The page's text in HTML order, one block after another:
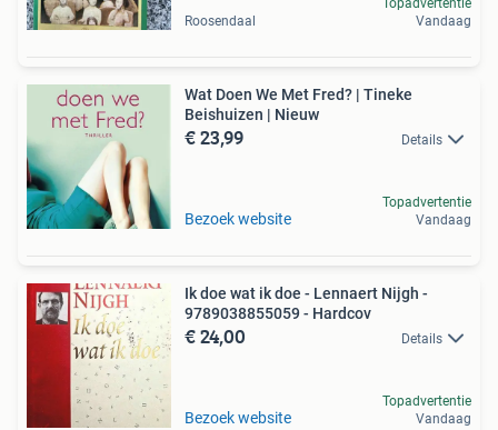
Roosendaal
Topadvertentie
Vandaag
Wat Doen We Met Fred? | Tineke
Beishuizen | Nieuw
€ 23,99 Details
Bezoek website
Topadvertentie
Vandaag
Ik doe wat ik doe - Lennaert Nijgh -
9789038855059 - Hardcov
€ 24,00 Details
Bezoek website
Topadvertentie
Vandaag